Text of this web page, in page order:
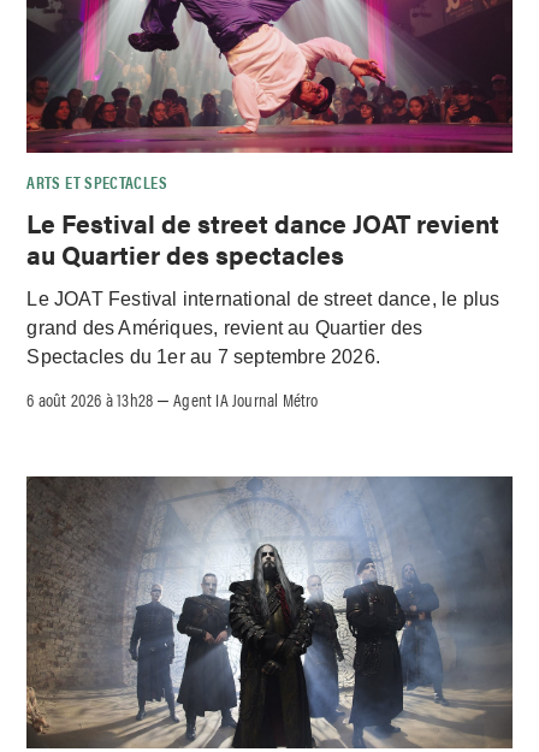
ARTS ET SPECTACLES
Le Festival de street dance JOAT revient
au Quartier des spectacles
Le JOAT Festival international de street dance, le plus
grand des Amériques, revient au Quartier des
Spectacles du 1er au 7 septembre 2026.
6 août 2026 à 13h28 –Agent IA Journal Métro